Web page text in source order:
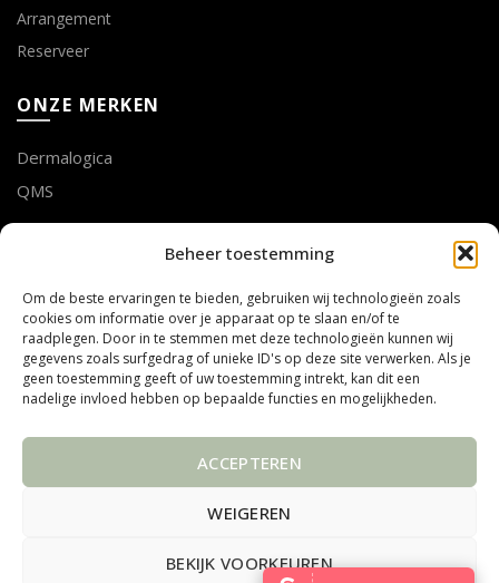
Beheer toestemming
Om de beste ervaringen te bieden, gebruiken wij technologieën zoals
cookies om informatie over je apparaat op te slaan en/of te
raadplegen. Door in te stemmen met deze technologieën kunnen wij
gegevens zoals surfgedrag of unieke ID's op deze site verwerken. Als je
geen toestemming geeft of uw toestemming intrekt, kan dit een
nadelige invloed hebben op bepaalde functies en mogelijkheden.
ACCEPTEREN
WEIGEREN
BEKIJK VOORKEUREN
Arrangement
Reserveer
ONZE MERKEN
Dermalogica
QMS
LOTTE GEUSENS
Tel. 011 75 53 28
mail info@mooibijlotte.be
ADRES
Steenweg Linde 10